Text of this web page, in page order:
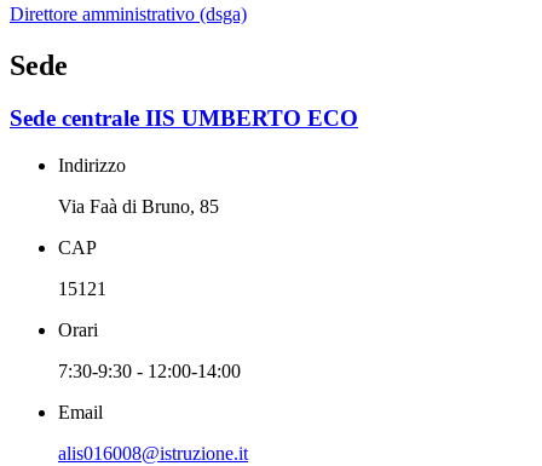
Direttore amministrativo (dsga)
Sede
Sede centrale IIS UMBERTO ECO
Indirizzo
Via Faà di Bruno, 85
CAP
15121
Orari
7:30-9:30 - 12:00-14:00
Email
alis016008@istruzione.it